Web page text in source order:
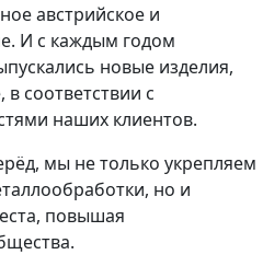
австрийское и
И с каждым годом
новые изделия,
соответствии с
наших клиентов.
мы не только укрепляем
но и
повышая